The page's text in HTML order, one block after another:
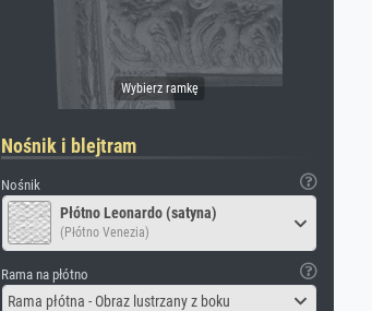
Nośnik i blejtram
Nośnik
Płótno Leonardo (satyna)
(Płótno Venezia)
Rama na płótno
Rama płótna - Obraz lustrzany z boku